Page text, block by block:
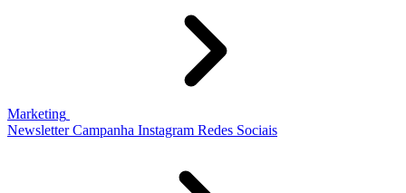
Marketing
Newsletter Campanha Instagram Redes Sociais